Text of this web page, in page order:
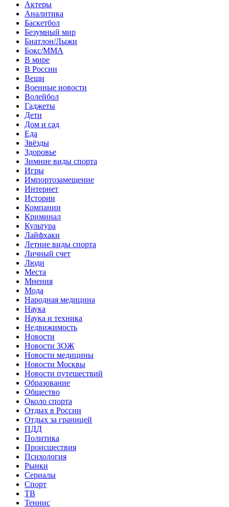
Актеры
Аналитика
Баскетбол
Безумный мир
Биатлон/Лыжи
Бокс/MMA
В мире
В России
Вещи
Военные новости
Волейбол
Гаджеты
Дети
Дом и сад
Еда
Звёзды
Здоровье
Зимние виды спорта
Игры
Импортозамещение
Интернет
Истории
Компании
Криминал
Культура
Лайфхаки
Летние виды спорта
Личный счет
Люди
Места
Мнения
Мода
Народная медицина
Наука
Наука и техника
Недвижимость
Новости
Новости ЗОЖ
Новости медицины
Новости Москвы
Новости путешествий
Образование
Общество
Около спорта
Отдых в России
Отдых за границей
ПДД
Политика
Происшествия
Психология
Рынки
Сериалы
Спорт
ТВ
Теннис